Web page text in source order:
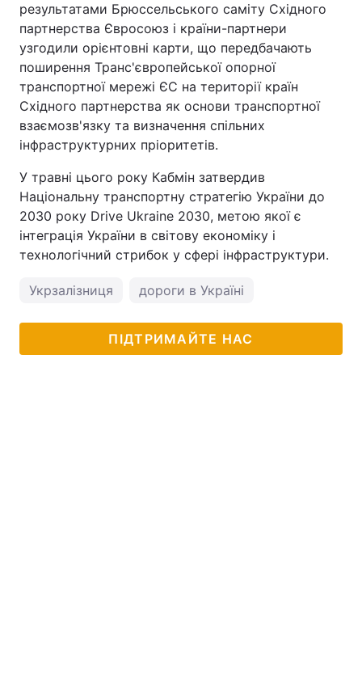
результатами Брюссельського саміту Східного
партнерства Євросоюз і країни-партнери
узгодили орієнтовні карти, що передбачають
поширення Транс'європейської опорної
транспортної мережі ЄС на території країн
Східного партнерства як основи транспортної
взаємозв'язку та визначення спільних
інфраструктурних пріоритетів.
У травні цього року Кабмін затвердив
Національну транспортну стратегію України до
2030 року Drive Ukraine 2030, метою якої є
інтеграція України в світову економіку і
технологічний стрибок у сфері інфраструктури.
Укрзалізниця дороги в Україні
ПІДТРИМАЙТЕ НАС